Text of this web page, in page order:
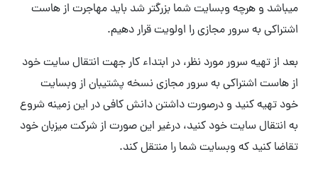
میباشد و هرچه وبسایت شما بزرگتر شد باید مهاجرت از هاست
اشتراکی به سرور مجازی را اولویت قرار دهیم.
بعد از تهیه سرور مورد نظر، در ابتداء کار جهت انتقال سایت خود
از هاست اشتراکی به سرور مجازی نسخه پشتیبان از وبسایت
خود تهیه کنید و درصورت داشتن دانش کافی در این زمینه شروع
به انتقال سایت خود کنید، درغیر این صورت از شرکت میزبان خود
تقاضا کنید که وبسایت شما را منتقل کند.